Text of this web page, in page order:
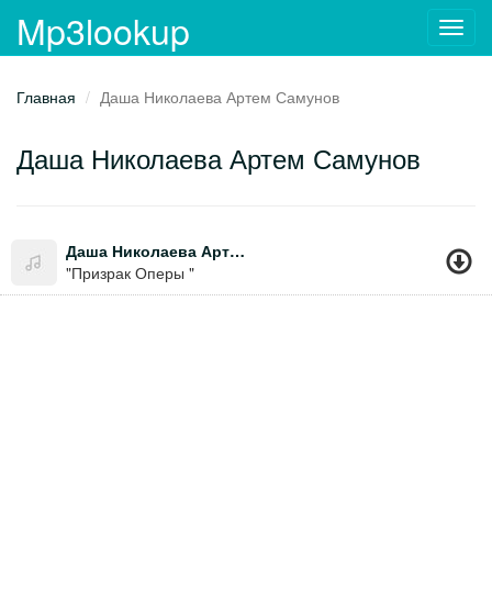
Mp3lookup
Главная Даша Николаева Артем Самунов
Даша Николаева Артем Самунов
Даша Николаева Артем Самунов
"Призрак Оперы "